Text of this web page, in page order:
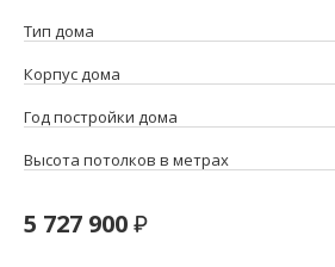
Тип дома
Корпус дома
Год постройки дома
Высота потолков в метрах
5 727 900